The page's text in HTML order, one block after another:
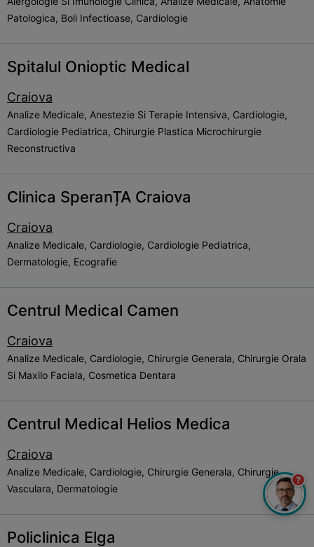
Patologica, Boli Infectioase, Cardiologie
Spitalul Onioptic Medical
Craiova
Analize Medicale, Anestezie Si Terapie Intensiva, Cardiologie,
Cardiologie Pediatrica, Chirurgie Plastica Microchirurgie
Reconstructiva
Clinica SperanȚA Craiova
Craiova
Analize Medicale, Cardiologie, Cardiologie Pediatrica,
Dermatologie, Ecografie
Centrul Medical Camen
Craiova
Analize Medicale, Cardiologie, Chirurgie Generala, Chirurgie Orala
Si Maxilo Faciala, Cosmetica Dentara
Centrul Medical Helios Medica
Craiova
Analize Medicale, Cardiologie, Chirurgie Generala, Chirurgie
Vasculara, Dermatologie
Policlinica Elga
?